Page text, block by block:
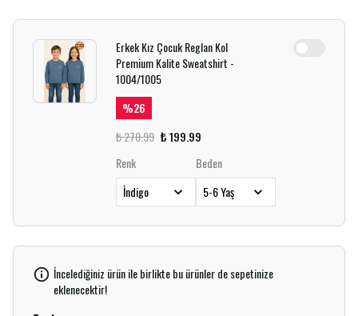
Erkek Kız Çocuk Reglan Kol
Premium Kalite Sweatshirt -
1004/1005
%26
₺ 270.99 ₺ 199.99
Renk
Beden
İncelediğiniz ürün ile birlikte bu ürünler de sepetinize
eklenecektir!